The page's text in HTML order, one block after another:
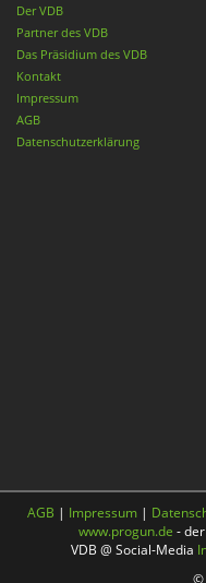
Der VDB
Partner des VDB
Das Präsidium des VDB
Kontakt
Impressum
AGB
Datenschutzerklärung
AGB | Impressum |
www.progun.de -
VDB @ Social-Media
©